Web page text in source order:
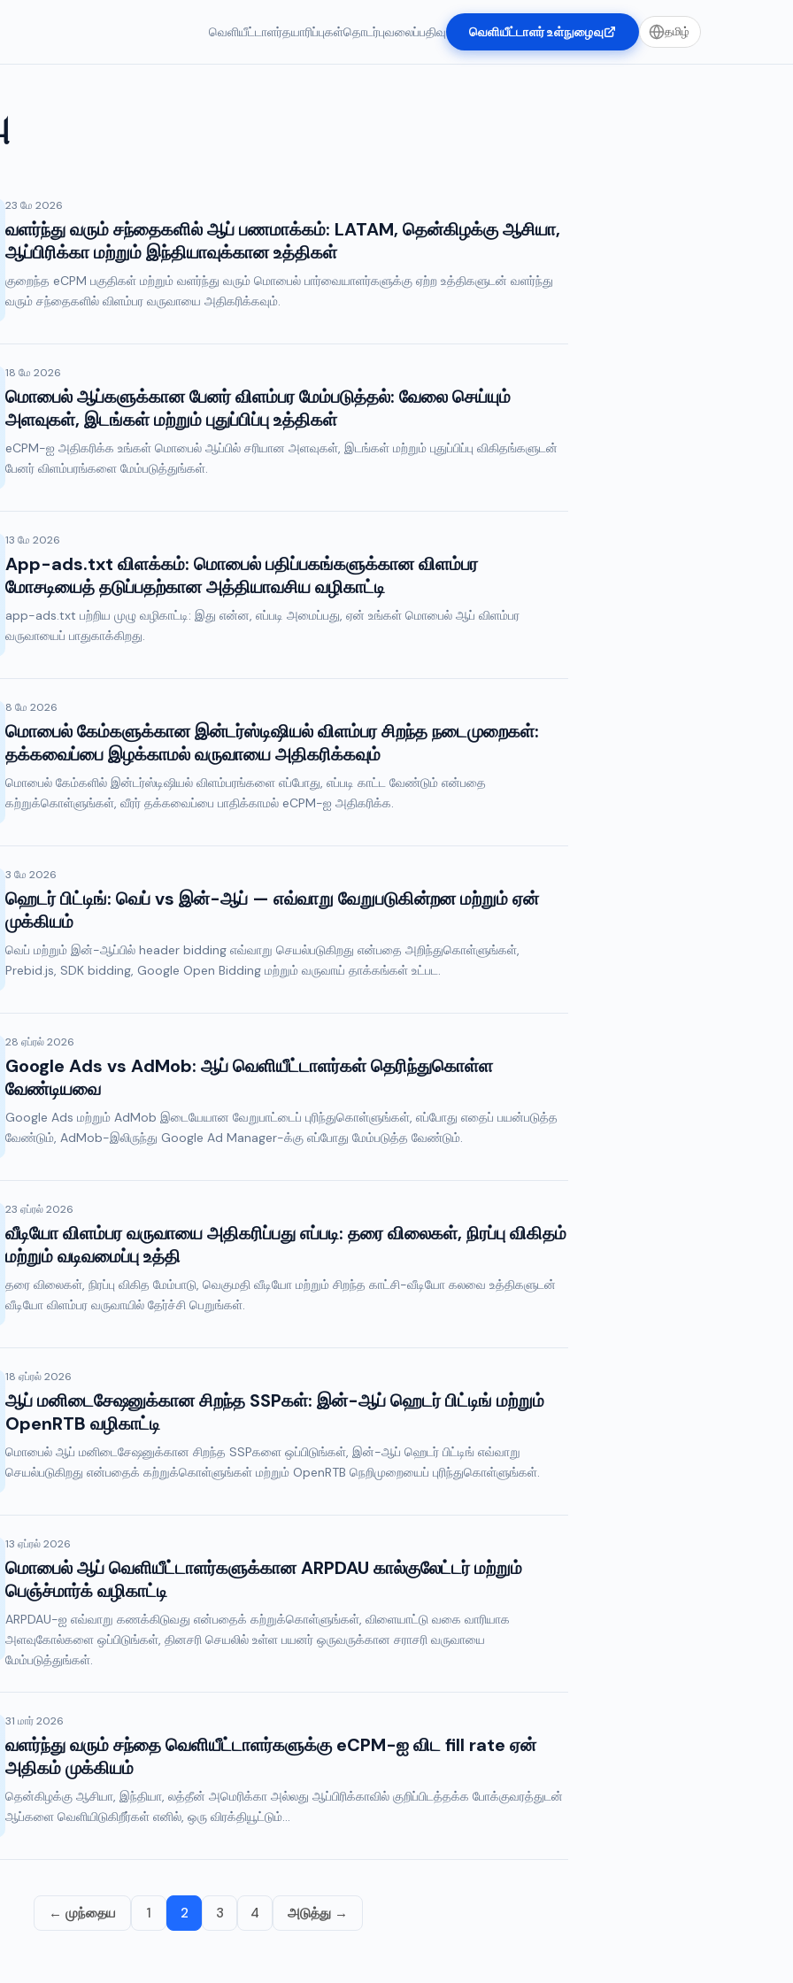
வெளியீட்டாளர்தயாரிப்புகள்தொடர்புவலைப்பதிவு வெளியீட்டாளர் உள்நுழைவு தமிழ்
23 மே 2026
வளர்ந்து வரும் சந்தைகளில் ஆப் பணமாக்கம்: LATAM, தென்கிழக்கு ஆசியா,
ஆப்பிரிக்கா மற்றும் இந்தியாவுக்கான உத்திகள்
குறைந்த eCPM பகுதிகள் மற்றும் வளர்ந்து வரும் மொபைல் பார்வையாளர்களுக்கு ஏற்ற உத்திகளுடன் வளர்ந்து
வரும் சந்தைகளில் விளம்பர வருவாயை அதிகரிக்கவும்.
18 மே 2026
மொபைல் ஆப்களுக்கான பேனர் விளம்பர மேம்படுத்தல்: வேலை செய்யும்
அளவுகள், இடங்கள் மற்றும் புதுப்பிப்பு உத்திகள்
eCPM-ஐ அதிகரிக்க உங்கள் மொபைல் ஆப்பில் சரியான அளவுகள், இடங்கள் மற்றும் புதுப்பிப்பு விகிதங்களுடன்
பேனர் விளம்பரங்களை மேம்படுத்துங்கள்.
13 மே 2026
App-ads.txt விளக்கம்: மொபைல் பதிப்பகங்களுக்கான விளம்பர
மோசடியைத் தடுப்பதற்கான அத்தியாவசிய வழிகாட்டி
app-ads.txt பற்றிய முழு வழிகாட்டி: இது என்ன, எப்படி அமைப்பது, ஏன் உங்கள் மொபைல் ஆப் விளம்பர
வருவாயைப் பாதுகாக்கிறது.
8 மே 2026
மொபைல் கேம்களுக்கான இன்டர்ஸ்டிஷியல் விளம்பர சிறந்த நடைமுறைகள்:
தக்கவைப்பை இழக்காமல் வருவாயை அதிகரிக்கவும்
மொபைல் கேம்களில் இன்டர்ஸ்டிஷியல் விளம்பரங்களை எப்போது, எப்படி காட்ட வேண்டும் என்பதை
கற்றுக்கொள்ளுங்கள், வீரர் தக்கவைப்பை பாதிக்காமல் eCPM-ஐ அதிகரிக்க.
3 மே 2026
ஹெடர் பிட்டிங்: வெப் vs இன்-ஆப் — எவ்வாறு வேறுபடுகின்றன மற்றும் ஏன்
முக்கியம்
வெப் மற்றும் இன்-ஆப்பில் header bidding எவ்வாறு செயல்படுகிறது என்பதை அறிந்துகொள்ளுங்கள்,
Prebid.js, SDK bidding, Google Open Bidding மற்றும் வருவாய் தாக்கங்கள் உட்பட.
28 ஏப்ரல் 2026
Google Ads vs AdMob: ஆப் வெளியீட்டாளர்கள் தெரிந்துகொள்ள
வேண்டியவை
Google Ads மற்றும் AdMob இடையேயான வேறுபாட்டைப் புரிந்துகொள்ளுங்கள், எப்போது எதைப் பயன்படுத்த
வேண்டும், AdMob-இலிருந்து Google Ad Manager-க்கு எப்போது மேம்படுத்த வேண்டும்.
23 ஏப்ரல் 2026
வீடியோ விளம்பர வருவாயை அதிகரிப்பது எப்படி: தரை விலைகள், நிரப்பு விகிதம்
மற்றும் வடிவமைப்பு உத்தி
தரை விலைகள், நிரப்பு விகித மேம்பாடு, வெகுமதி வீடியோ மற்றும் சிறந்த காட்சி-வீடியோ கலவை உத்திகளுடன்
வீடியோ விளம்பர வருவாயில் தேர்ச்சி பெறுங்கள்.
18 ஏப்ரல் 2026
ஆப் மனிடைசேஷனுக்கான சிறந்த SSPகள்: இன்-ஆப் ஹெடர் பிட்டிங் மற்றும்
OpenRTB வழிகாட்டி
மொபைல் ஆப் மனிடைசேஷனுக்கான சிறந்த SSPகளை ஒப்பிடுங்கள், இன்-ஆப் ஹெடர் பிட்டிங் எவ்வாறு
செயல்படுகிறது என்பதைக் கற்றுக்கொள்ளுங்கள் மற்றும் OpenRTB நெறிமுறையைப் புரிந்துகொள்ளுங்கள்.
13 ஏப்ரல் 2026
மொபைல் ஆப் வெளியீட்டாளர்களுக்கான ARPDAU கால்குலேட்டர் மற்றும்
பெஞ்ச்மார்க் வழிகாட்டி
ARPDAU-ஐ எவ்வாறு கணக்கிடுவது என்பதைக் கற்றுக்கொள்ளுங்கள், விளையாட்டு வகை வாரியாக
அளவுகோல்களை ஒப்பிடுங்கள், தினசரி செயலில் உள்ள பயனர் ஒருவருக்கான சராசரி வருவாயை
மேம்படுத்துங்கள்.
31 மார் 2026
வளர்ந்து வரும் சந்தை வெளியீட்டாளர்களுக்கு eCPM-ஐ விட fill rate ஏன்
அதிகம் முக்கியம்
தென்கிழக்கு ஆசியா, இந்தியா, லத்தீன் அமெரிக்கா அல்லது ஆப்பிரிக்காவில் குறிப்பிடத்தக்க போக்குவரத்துடன்
ஆப்களை வெளியிடுகிறீர்கள் எனில், ஒரு விரக்தியூட்டும்...
← முந்தைய 1 2 3 4 அடுத்து →